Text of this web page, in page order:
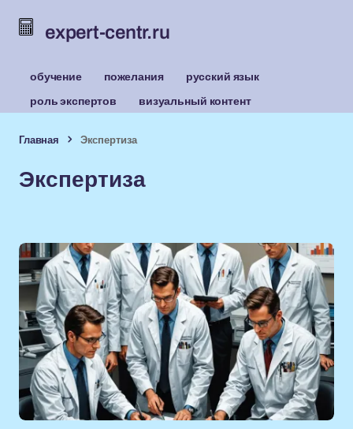
expert-centr.ru
обучение пожелания
русский язык
роль экспертов
визуальный контент
Главная Экспертиза
Экспертиза